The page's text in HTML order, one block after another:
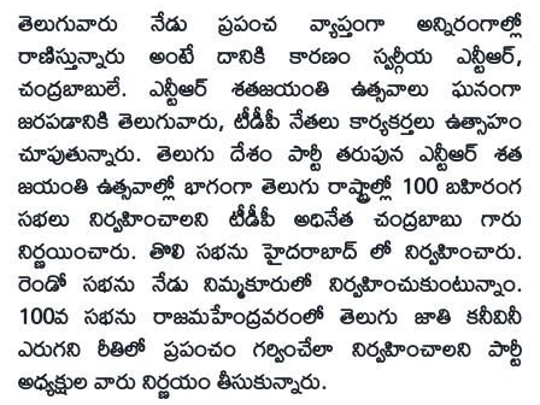
తెలుగువారు నేడు ప్రపంచ వ్యాప్తంగా అన్నిరంగాల్లో
రాణిస్తున్నారు అంటే దానికి కారణం స్వర్గీయ ఎన్టీఆర్‌,
చంద్రబాబులే. ఎన్టీఆర్‌ శతజయంతి ఉత్సవాలు ఘనంగా
జరపడానికి తెలుగువారు, టీడీపీ నేతలు కార్యకర్తలు ఉత్సాహం
చూపుతున్నారు. తెలుగు దేశం పార్టీ తరుపున ఎన్టీఆర్‌ శత
జయంతి ఉత్సవాల్లో భాగంగా తెలుగు రాష్ట్రాల్లో 100 బహిరంగ
సభలు నిర్వహించాలని టీడీపీ అధినేత చంద్రబాబు గారు
నిర్ణయించారు. తొలి సభను హైదరాబాద్‌ లో నిర్వహించారు.
రెండో సభను నేడు నిమ్మకూరులో నిర్వహించుకుంటున్నాం.
100వ సభను రాజమహేంద్రవరంలో తెలుగు జాతి కనీవినీ
ఎరుగని రీతిలో ప్రపంచం గర్వించేలా నిర్వహించాలని పార్టీ
అధ్యక్షుల వారు నిర్ణయం తీసుకున్నారు.